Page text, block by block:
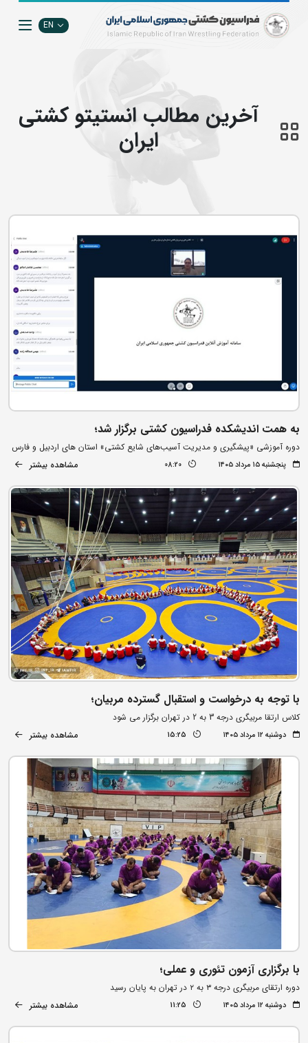
EN
آخرین مطالب انستيتو كشتي
ايران
به همت اندیشکده فدراسیون کشتی برگزار شد؛
دوره آموزشی «پیشگیری و مدیریت آسیب‌های شایع کشتی» استان های اردبیل و فارس
پنجشنبه ۱۵ مرداد ۱۴۰۵ 08:20 مشاهده بیشتر
با توجه به درخواست و استقبال گسترده مربیان؛
کلاس ارتقا مربیگری درجه 3 به 2 در تهران برگزار می شود
دوشنبه ۱۲ مرداد ۱۴۰۵ 15:25 مشاهده بیشتر
با برگزاری آزمون تئوری و عملی؛
دوره ارتقای مربیگری درجه ۳ به ۲ در تهران به پایان رسید
دوشنبه ۱۲ مرداد ۱۴۰۵ 11:25 مشاهده بیشتر